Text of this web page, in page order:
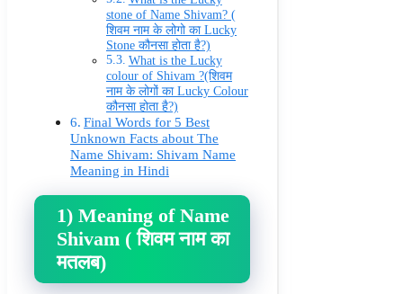
stone of Name Shivam? (
शिवम नाम के लोगो का Lucky
Stone कौनसा होता है?)
What is the Lucky
colour of Shivam ?(शिवम
नाम के लोगों का Lucky Colour
कौनसा होता है?)
Final Words for 5 Best
Unknown Facts about The
Name Shivam: Shivam Name
Meaning in Hindi
1) Meaning of Name
Shivam (शिवम नाम का
मतलब)